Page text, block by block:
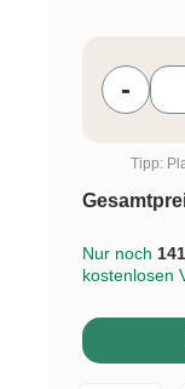
-
Tipp:
Nur noch
kostenlosen